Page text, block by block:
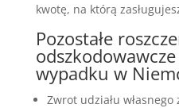
kwotę, na którą
Pozostałe
wypadku w
Zwrot udziału